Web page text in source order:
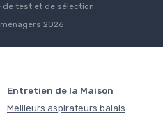
de test et de sélection
2026
Entretien de la Maison
Meilleurs aspirateurs balais